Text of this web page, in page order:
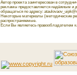
Автор проекта заинтересован в
рекламы предоставляется надёжным и
обращаться по адресу:
Некоторые материалы (методические
распространяемые.
Если Вы являетесь правообладателем